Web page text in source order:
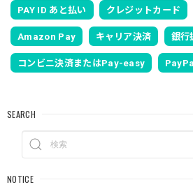
PAY ID あと払い クレジットカード
Amazon Pay キャリア決済 銀行
コンビニ決済またはPay-easy PayPal
SEARCH
NOTICE